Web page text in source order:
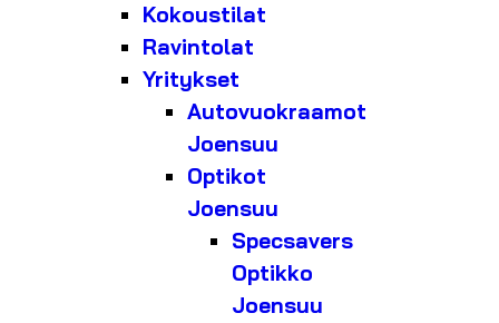
Kokoustilat
Ravintolat
Yritykset
Autovuokraamot
Joensuu
Optikot
Joensuu
Specsavers
Optikko
Joensuu